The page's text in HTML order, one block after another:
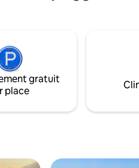
;
la gare,
rue
Tous les produits
l'environnement est
désinfecté.
gratuit
place